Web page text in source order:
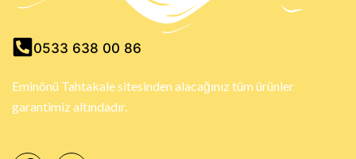
0533 638 00 86
Eminönü Tahtakale sitesinden alacağınız tüm ürünler
garantimiz altındadır.